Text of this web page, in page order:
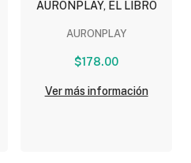
AURONPLAY, EL LIBRO
AURONPLAY
$178.00
Ver más información